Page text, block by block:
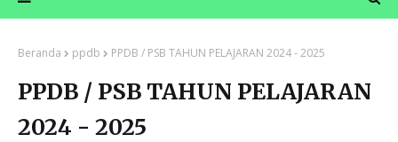
Beranda ppdb PPDB / PSB TAHUN PELAJARAN 2024 - 2025
PPDB / PSB TAHUN PELAJARAN
2024 - 2025